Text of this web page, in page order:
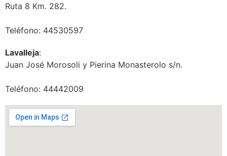
Ruta 8 Km. 282.
Teléfono: 44530597
Lavalleja:
Juan José Morosoli y Pierina Monasterolo s/n.
Teléfono: 44442009